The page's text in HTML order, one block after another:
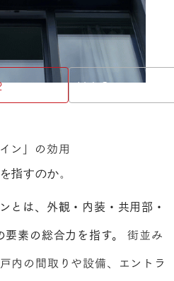
Vol. 3
ン」の効用
指すのか。
とは、外観・内装・共用部・
素の総合力を指す。
街並み
内の間取りや設備、エントラ